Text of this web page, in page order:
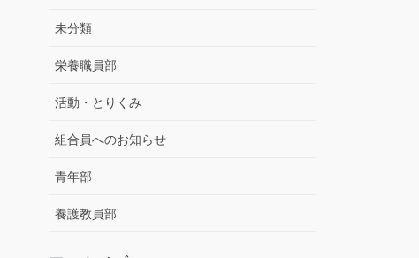
未分類
栄養職員部
活動・とりくみ
組合員へのお知らせ
青年部
養護教員部